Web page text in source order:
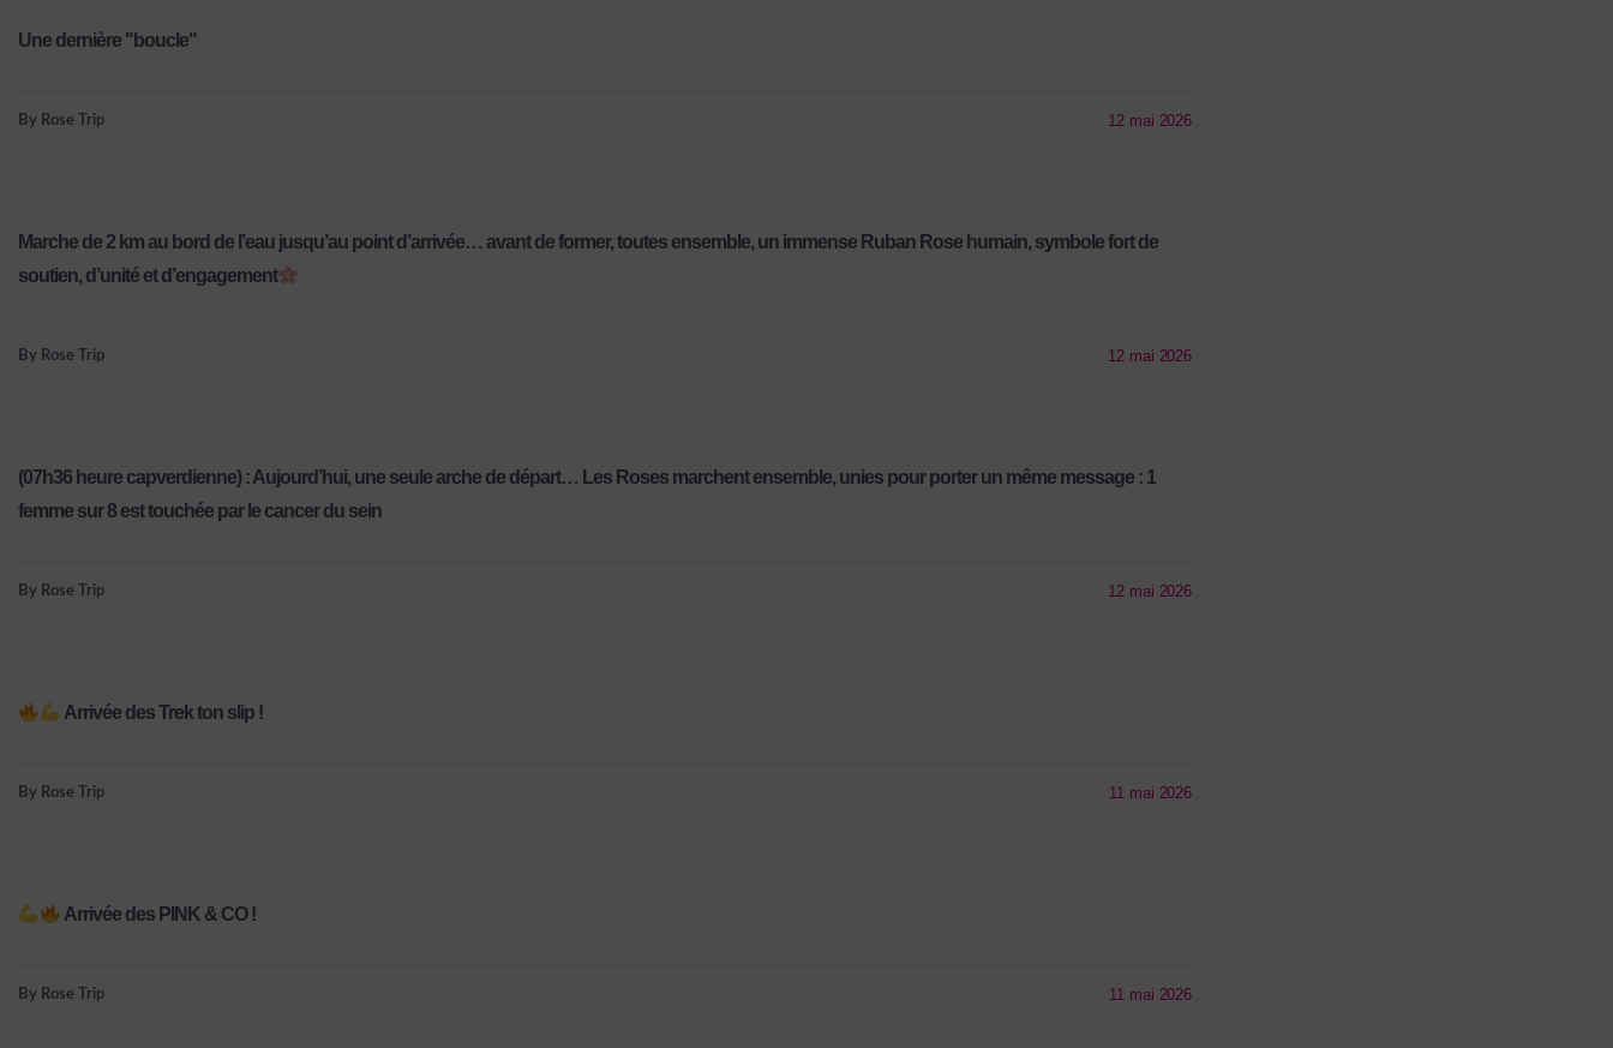
Une dernière "boucle"
By Rose Trip 12 mai 2026
Marche de 2 km au bord de l’eau jusqu’au point d’arrivée… avant de former, toutes ensemble, un immense Ruban Rose humain, symbole fort de
soutien, d’unité et d’engagement
By Rose Trip 12 mai 2026
(07h36 heure capverdienne) : Aujourd’hui, une seule arche de départ… Les Roses marchent ensemble, unies pour porter un même message : 1
femme sur 8 est touchée par le cancer du sein
By Rose Trip 12 mai 2026
Arrivée des Trek ton slip !
By Rose Trip 11 mai 2026
Arrivée des PINK & CO !
By Rose Trip 11 mai 2026